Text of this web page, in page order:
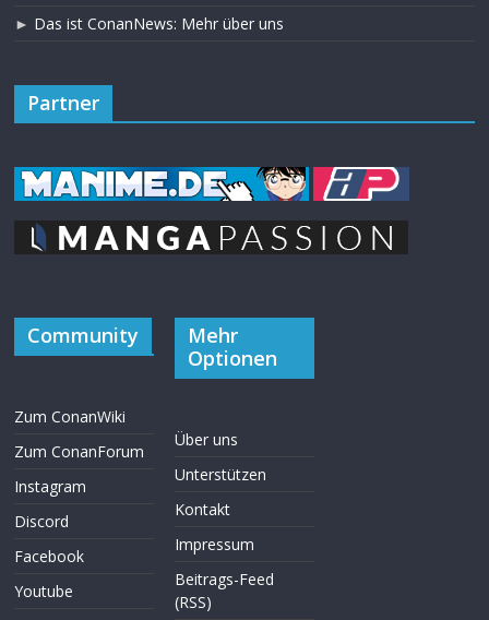
► Das ist ConanNews: Mehr über uns
Partner
Community
Zum ConanWiki
Zum ConanForum
Instagram
Discord
Facebook
Youtube
Mehr
Optionen
Über uns
Unterstützen
Kontakt
Impressum
Beitrags-Feed
(RSS)